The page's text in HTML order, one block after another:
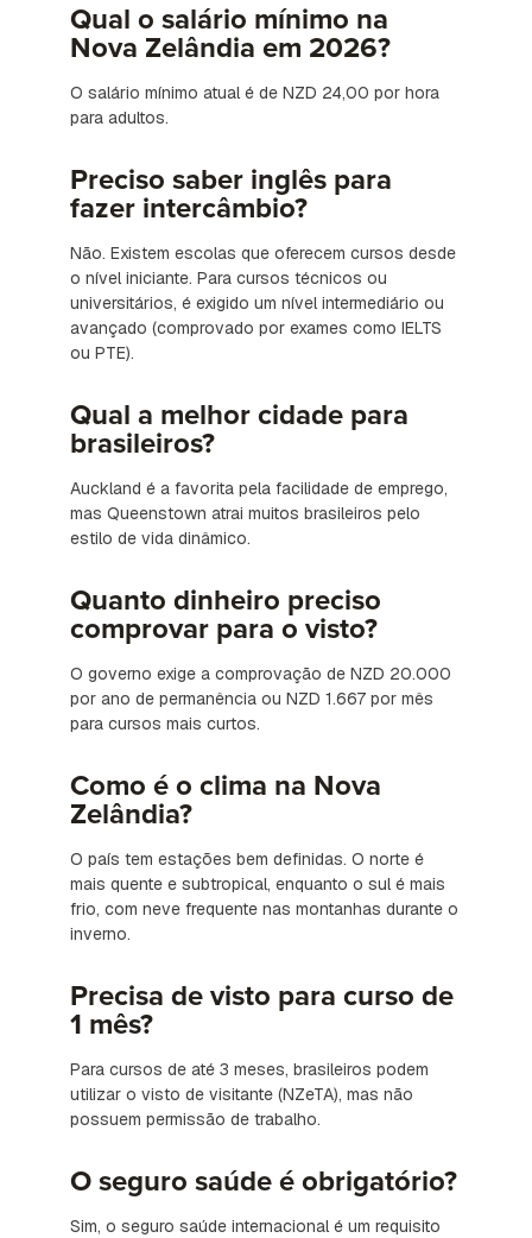
Qual o salário mínimo na
Nova Zelândia em 2026?
O salário mínimo atual é de NZD 24,00 por hora
para adultos.
Preciso saber inglês para
fazer intercâmbio?
Não. Existem escolas que oferecem cursos desde
o nível iniciante. Para cursos técnicos ou
universitários, é exigido um nível intermediário ou
avançado (comprovado por exames como IELTS
ou PTE).
Qual a melhor cidade para
brasileiros?
Auckland é a favorita pela facilidade de emprego,
mas Queenstown atrai muitos brasileiros pelo
estilo de vida dinâmico.
Quanto dinheiro preciso
comprovar para o visto?
O governo exige a comprovação de NZD 20.000
por ano de permanência ou NZD 1.667 por mês
para cursos mais curtos.
Como é o clima na Nova
Zelândia?
O país tem estações bem definidas. O norte é
mais quente e subtropical, enquanto o sul é mais
frio, com neve frequente nas montanhas durante o
inverno.
Precisa de visto para curso de
1 mês?
Para cursos de até 3 meses, brasileiros podem
utilizar o visto de visitante (NZeTA), mas não
possuem permissão de trabalho.
O seguro saúde é obrigatório?
Sim, o seguro saúde internacional é um requisito